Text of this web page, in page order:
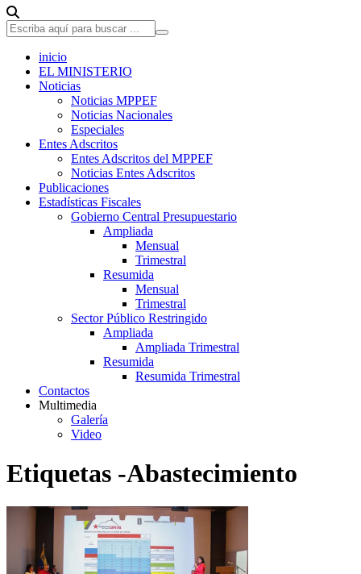
inicio
EL MINISTERIO
Noticias
Noticias MPPEF
Noticias Nacionales
Especiales
Entes Adscritos
Entes Adscritos del MPPEF
Noticias Entes Adscritos
Publicaciones
Estadísticas Fiscales
Gobierno Central Presupuestario
Ampliada
Mensual
Trimestral
Resumida
Mensual
Trimestral
Sector Público Restringido
Ampliada
Ampliada Trimestral
Resumida
Resumida Trimestral
Contactos
Multimedia
Galería
Video
Etiquetas -Abastecimiento